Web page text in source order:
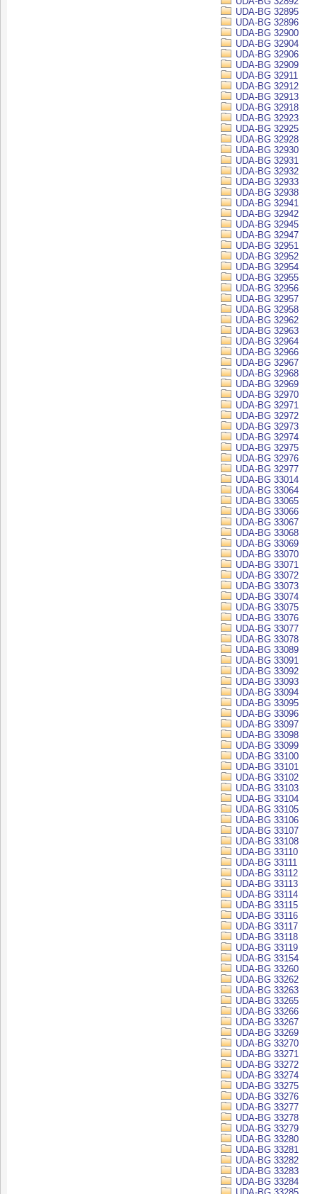
UDA-BG 32895
UDA-BG 32896
UDA-BG 32900
UDA-BG 32904
UDA-BG 32906
UDA-BG 32909
UDA-BG 32911
UDA-BG 32912
UDA-BG 32913
UDA-BG 32918
UDA-BG 32923
UDA-BG 32925
UDA-BG 32928
UDA-BG 32930
UDA-BG 32931
UDA-BG 32932
UDA-BG 32933
UDA-BG 32938
UDA-BG 32941
UDA-BG 32942
UDA-BG 32945
UDA-BG 32947
UDA-BG 32951
UDA-BG 32952
UDA-BG 32954
UDA-BG 32955
UDA-BG 32956
UDA-BG 32957
UDA-BG 32958
UDA-BG 32962
UDA-BG 32963
UDA-BG 32964
UDA-BG 32966
UDA-BG 32967
UDA-BG 32968
UDA-BG 32969
UDA-BG 32970
UDA-BG 32971
UDA-BG 32972
UDA-BG 32973
UDA-BG 32974
UDA-BG 32975
UDA-BG 32976
UDA-BG 32977
UDA-BG 33014
UDA-BG 33064
UDA-BG 33065
UDA-BG 33066
UDA-BG 33067
UDA-BG 33068
UDA-BG 33069
UDA-BG 33070
UDA-BG 33071
UDA-BG 33072
UDA-BG 33073
UDA-BG 33074
UDA-BG 33075
UDA-BG 33076
UDA-BG 33077
UDA-BG 33078
UDA-BG 33089
UDA-BG 33091
UDA-BG 33092
UDA-BG 33093
UDA-BG 33094
UDA-BG 33095
UDA-BG 33096
UDA-BG 33097
UDA-BG 33098
UDA-BG 33099
UDA-BG 33100
UDA-BG 33101
UDA-BG 33102
UDA-BG 33103
UDA-BG 33104
UDA-BG 33105
UDA-BG 33106
UDA-BG 33107
UDA-BG 33108
UDA-BG 33110
UDA-BG 33111
UDA-BG 33112
UDA-BG 33113
UDA-BG 33114
UDA-BG 33115
UDA-BG 33116
UDA-BG 33117
UDA-BG 33118
UDA-BG 33119
UDA-BG 33154
UDA-BG 33260
UDA-BG 33262
UDA-BG 33263
UDA-BG 33265
UDA-BG 33266
UDA-BG 33267
UDA-BG 33269
UDA-BG 33270
UDA-BG 33271
UDA-BG 33272
UDA-BG 33274
UDA-BG 33275
UDA-BG 33276
UDA-BG 33277
UDA-BG 33278
UDA-BG 33279
UDA-BG 33280
UDA-BG 33281
UDA-BG 33282
UDA-BG 33283
UDA-BG 33284